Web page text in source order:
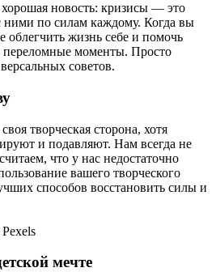
новость: кризисы — это
ними по силам каждому. Когда вы
облегчить жизнь себе и помочь
переломные моменты. Просто
советов.
творческая сторона, хотя
и подавляют. Нам всегда не
что у нас недостаточно
вашего творческого
способов восстановить силы и
мечте